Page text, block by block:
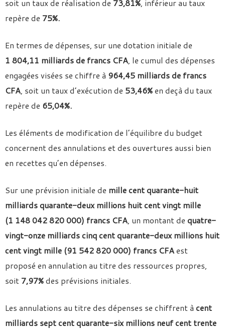
soit un taux de réalisation de 73,81%, inférieur au taux
repère de 75%.
En termes de dépenses, sur une dotation initiale de
1 804,11 milliards de francs CFA, le cumul des dépenses
engagées visées se chiffre à 964,45 milliards de francs
CFA, soit un taux d’exécution de 53,46%en deçà du taux
repère de 65,04%.
Les éléments de modification de l’équilibre du budget
concernent des annulations et des ouvertures aussi bien
en recettes qu’en dépenses.
Sur une prévision initiale de mille cent quarante-huit
milliards quarante-deux millions huit cent vingt mille
(1 148 042 820 000) francs CFA, un montant de quatre-
vingt-onze milliards cinq cent quarante-deux millions huit
cent vingt mille (91 542 820 000) francs CFAest
proposé en annulation au titre des ressources propres,
soit 7,97%des prévisions initiales.
Les annulations au titre des dépenses se chiffrent à cent
milliards sept cent quarante-six millions neuf cent trente